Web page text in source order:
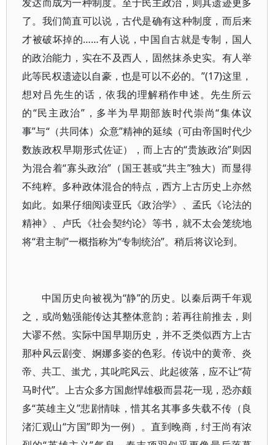
了。我们简直可以说，古代是确有这种制度，而后来
才被破坏掉的……有人说，中国自古就是专制，国人
的政治能力，实在不及西人，固然抹杀史实。有人举
此等民权遗迹以自豪，也是可以不必的。”(17)这里，
想对吕先生的话，依我的理解稍作申述。先生所云
的“民主政治”，多半为早期部族时代崇尚“集体议
事”与“（共同体）众意”精神的延续（可由帝国时代少
数族政权早期形式佐证），而上古的“贵族政治”则因
为混合着“寡头政治”（国王甚或“共主”独大）而显得
不纯粹。多种政体混合的特点，西方上古历史上亦然
如此。如果仔细阅读亚氏《政治学》、孟氏《论法的
精神》、卢氏《社会契约论》等书，就不太会笼统地
将“君主制”一概指称为“专制统治”。稍后将议论到。
中国历史向被视为“静”的历史。以秦后两千年观
之，或尚勉强能传达其整体意韵；若再往前推去，则
大谬不然。实际中国早期历史，并不乏类似西方上古
那种风云剧变、婀娜多姿的色彩。传说中的黄帝、炎
帝、共工、蚩尤，其叱咤风云、此起彼落，应不让“荷
马时代”。上古众多方国彪悍雄极而昙花一现，恐亦颇
多“英雄主义”悲剧情味，惜其名其事多失载不传（良
渚汇观山“方国”即为一例）。直到晚商，纣王尚有浓